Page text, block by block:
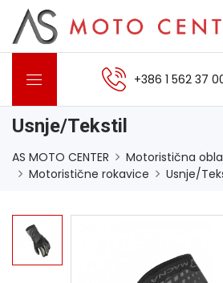
+386 1 562 37
Usnje/Tekstil
AS MOTO CENTER
Motoristična
Motoristične rokavice
Usnje/